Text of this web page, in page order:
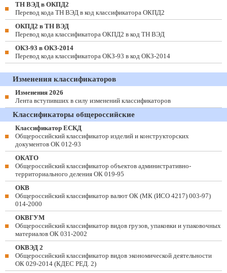
ТН ВЭД в ОКПД2
Перевод кода ТН ВЭД в код классификатора ОКПД2
ОКПД2 в ТН ВЭД
Перевод кода классификатора ОКПД2 в код ТН ВЭД
ОКЗ-93 в ОКЗ-2014
Перевод кода классификатора ОКЗ-93 в код ОКЗ-2014
Изменения классификаторов
Изменения 2026
Лента вступивших в силу изменений классификаторов
Классификаторы общероссийские
Классификатор ЕСКД
Общероссийский классификатор изделий и конструкторских
документов ОК 012-93
ОКАТО
Общероссийский классификатор объектов административно-
территориального деления ОК 019-95
ОКВ
Общероссийский классификатор валют ОК (МК (ИСО 4217) 003-97)
014-2000
ОКВГУМ
Общероссийский классификатор видов грузов, упаковки и упаковочных
материалов ОК 031-2002
ОКВЭД 2
Общероссийский классификатор видов экономической деятельности
ОК 029-2014 (КДЕС РЕД. 2)